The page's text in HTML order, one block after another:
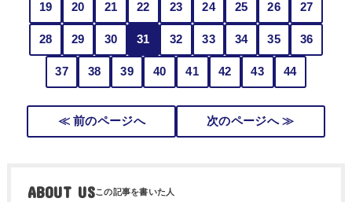
19 20 21 22 23 24 25 26 27
28 29 30 31 32 33 34 35 36
37 38 39 40 41 42 43 44
≪ 前のページへ 次のページへ ≫
ABOUT US